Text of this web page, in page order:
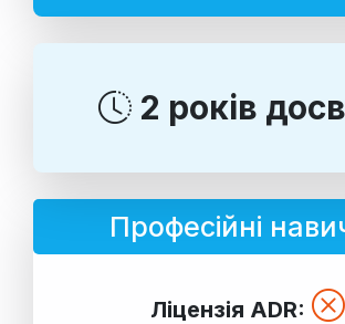
2 років
Професійні
Ліцензія ADR: